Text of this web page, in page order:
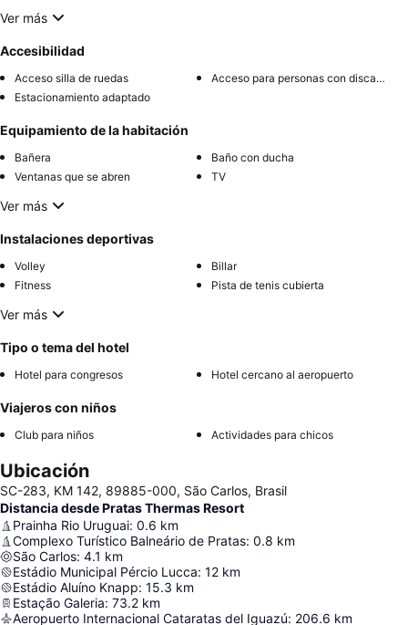
Ver más
Accesibilidad
Acceso silla de ruedas
Acceso para personas con discapacidad
Estacionamiento adaptado
Equipamiento de la habitación
Bañera
Baño con ducha
Ventanas que se abren
TV
Ver más
Instalaciones deportivas
Volley
Billar
Fitness
Pista de tenis cubierta
Ver más
Tipo o tema del hotel
Hotel para congresos Hotel cercano al aeropuerto
Viajeros con niños
Club para niños Actividades para chicos
Ubicación
SC-283, KM 142, 89885-000, São Carlos, Brasil
Distancia desde Pratas Thermas Resort
Prainha Rio Uruguai: 0.6 km
Complexo Turístico Balneário de Pratas: 0.8 km
São Carlos: 4.1 km
Estádio Municipal Pércio Lucca: 12 km
Estádio Aluíno Knapp: 15.3 km
Estação Galeria: 73.2 km
Aeropuerto Internacional Cataratas del Iguazú: 206.6 km